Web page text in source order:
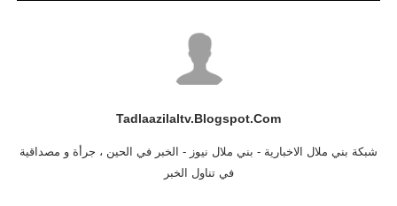
Tadlaazilaltv.blogspot.com
شبكة بني ملال الاخبارية - بني ملال نيوز - الخبر في الحين ، جرأة و مصداقية
في تناول الخبر